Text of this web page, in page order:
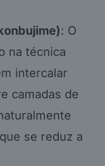
: O
na técnica
intercalar
camadas de
se reduz a